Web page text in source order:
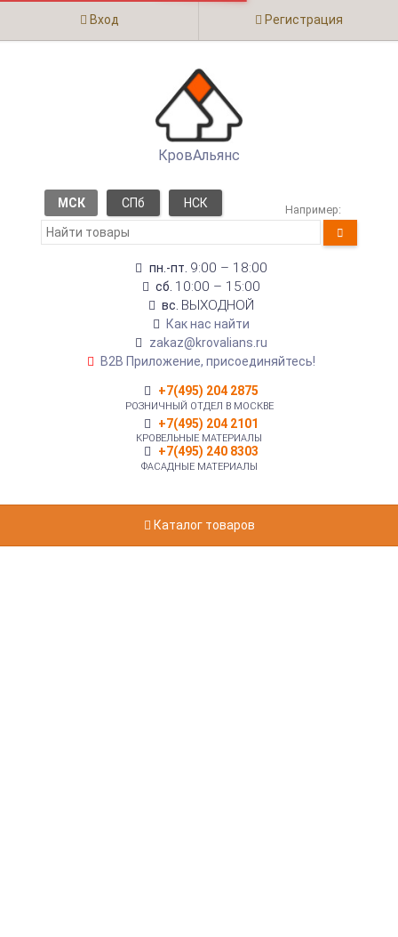
Вход Регистрация
КровАльянс
МСК СПб НСК Например:
пн.-пт. 9:00 – 18:00
сб. 10:00 – 15:00
вс. ВЫХОДНОЙ
Как нас найти
zakaz@krovalians.ru
B2B Приложение, присоединяйтесь!
+7(495) 204 2875
РОЗНИЧНЫЙ ОТДЕЛ В МОСКВЕ
+7(495) 204 2101
КРОВЕЛЬНЫЕ МАТЕРИАЛЫ
+7(495) 240 8303
ФАСАДНЫЕ МАТЕРИАЛЫ
Каталог товаров